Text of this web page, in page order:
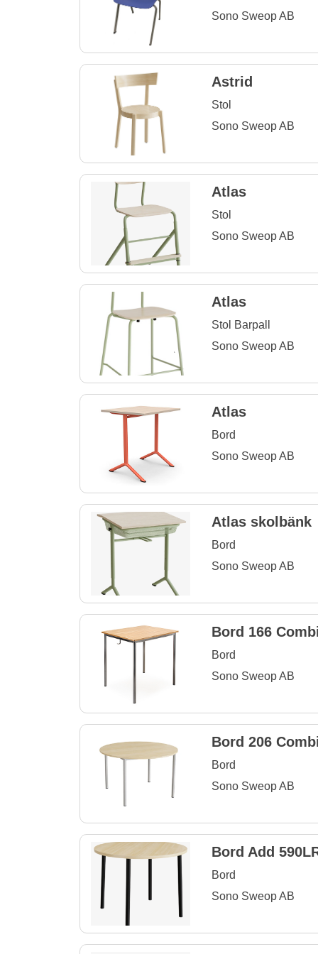
Sono Sweop AB
Astrid
Stol
Sono Sweop AB
Atlas
Stol
Sono Sweop AB
Atlas
Stol Barpall
Sono Sweop AB
Atlas
Bord
Sono Sweop AB
Atlas skolbänk
Bord
Sono Sweop AB
Bord 166
Bord
Sono Sweop AB
Bord 206
Bord
Sono Sweop AB
Bord Add
Bord
Sono Sweop AB